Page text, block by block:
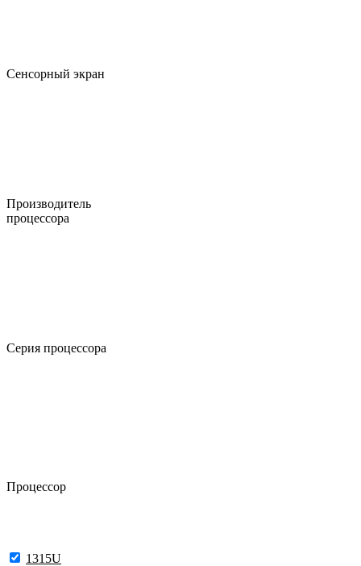
Сенсорный экран
Производитель
процессора
Серия процессора
Процессор
1315U